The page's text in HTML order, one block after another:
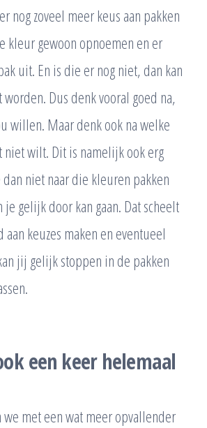
nog zoveel meer keus aan pakken
kleur gewoon opnoemen en er
uit. En is die er nog niet, dan kan
worden. Dus denk vooral goed na,
willen. Maar denk ook na welke
wilt. Dit is namelijk ook erg
niet naar die kleuren pakken
gelijk door kan gaan. Dat scheelt
keuzes maken en eventueel
jij gelijk stoppen in de pakken
een keer helemaal
we met een wat meer opvallender